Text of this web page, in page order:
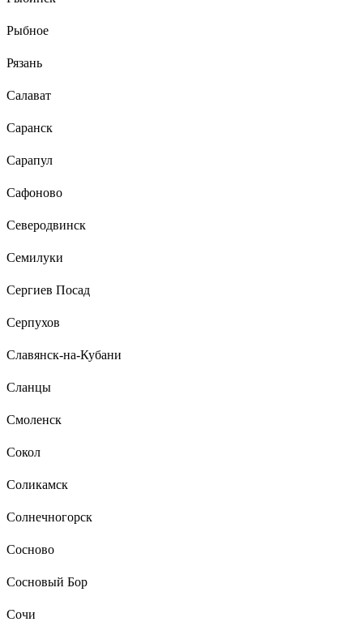
Рыбное
Рязань
Салават
Саранск
Сарапул
Сафоново
Северодвинск
Семилуки
Сергиев Посад
Серпухов
Славянск-на-Кубани
Сланцы
Смоленск
Сокол
Соликамск
Солнечногорск
Сосново
Сосновый Бор
Сочи